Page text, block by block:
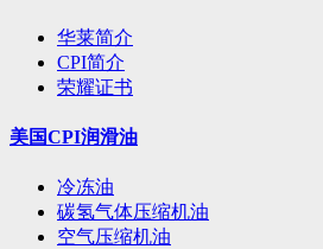
华莱简介
CPI简介
荣耀证书
美国CPI润滑油
冷冻油
碳氢气体压缩机油
空气压缩机油